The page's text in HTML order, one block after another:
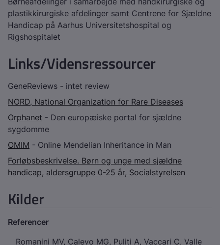
plastikkirurgiske afdelinger samt Centrene for Sjældne
Handicap på Aarhus Universitetshospital og
Rigshospitalet
Links/Vidensressourcer
GeneReviews - intet review
NORD, National Organization for Rare Diseases
Orphanet - Den europæiske portal for sjældne
sygdomme
OMIM - Online Mendelian Inheritance in Man
Forløbsbeskrivelse. Børn og unge med sjældne
handicap, aldersgruppe 0-25 år, Socialstyrelsen
Kilder
Referencer
Romanini MV, Calevo MG, Puliti A, Vaccari C, Valle